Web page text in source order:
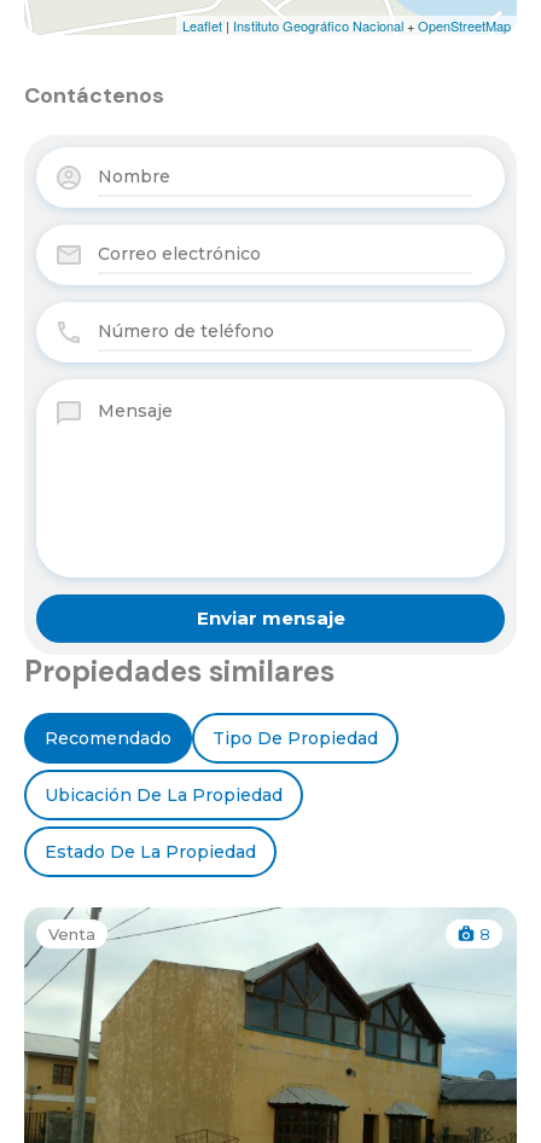
Leaflet | Instituto Geográfico Nacional+OpenStreetMap
Contáctenos
Propiedades similares
Recomendado Tipo De Propiedad
Ubicación De La Propiedad
Estado De La Propiedad
Venta 8